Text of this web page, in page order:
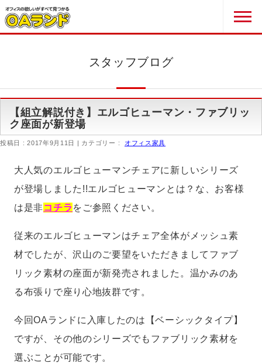
スタッフブログ
【組立解説付き】エルゴヒューマン・ファブリッ
ク座面が新登場
投稿日 : 2017年9月11日 カテゴリー : オフィス家具
大人気のエルゴヒューマンチェアに新しいシリーズ
が登場しました!!エルゴヒューマンとは？な、お客様
は是非コチラ をご参照ください。
従来のエルゴヒューマンはチェア全体がメッシュ素
材でしたが、沢山のご要望をいただきましてファブ
リック素材の座面が新発売されました。温かみのあ
る布張りで座り心地抜群です。
今回OAランドに入庫したのは【ベーシックタイプ】
ですが、その他のシリーズでもファブリック素材を
選ぶことが可能です。